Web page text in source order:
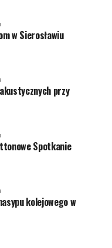
w Sierosławiu
przy
Spotkanie
kolejowego w